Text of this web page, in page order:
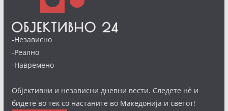
-Независно
-Реално
-Навремено
Објективни и независни дневни вести. Следете нè и
бидете во тек со настаните во Македонија и светот!